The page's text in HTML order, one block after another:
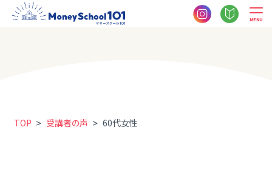
MENU
TOP > 受講者の声 > 60代女性